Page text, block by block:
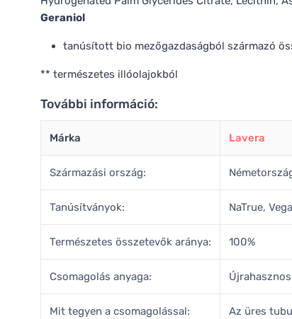
Geraniol
tanúsított bio mezőgazdaságból származó
** természetes illóolajokból
További információ:
Márka Lavera
Származási ország:
Tanúsítványok: NaTrue,
Természetes összetevők aránya: 100%
Csomagolás anyaga:
Mit tegyen a csomagolással: Az üres